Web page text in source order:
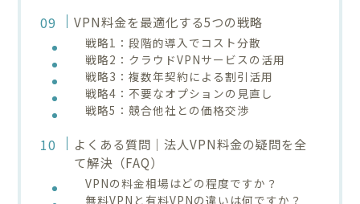
VPN料金を最適化する5つの戦略
戦略1：段階的導入でコスト分散
戦略2：クラウドVPNサービスの活用
戦略3：複数年契約による割引活用
戦略4：不要なオプションの見直し
戦略5：競合他社との価格交渉
よくある質問｜法人VPN料金の疑問を全
て解決（FAQ）
VPNの料金相場はどの程度ですか？
無料VPNと有料VPNの違いは何ですか？